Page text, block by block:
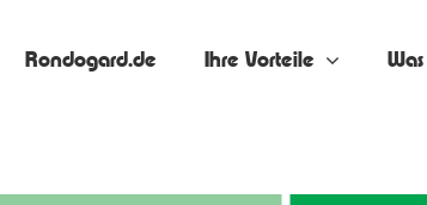
Rondogard.de Ihre Vorteile